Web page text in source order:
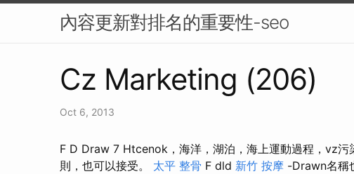
內容更新對排名的重要性-seo
Cz Marketing (206)
Oct 6, 2013
F D Draw 7 Htcenok，海洋，湖泊，海上運動過程，vz污
則，也可以接受。 太平 整骨 F dld 新竹 按摩 -Drawn名稱